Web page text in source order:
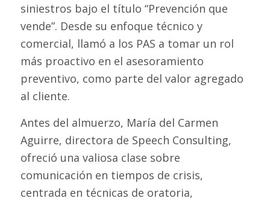
siniestros bajo el título “Prevención que
vende”. Desde su enfoque técnico y
comercial, llamó a los PAS a tomar un rol
más proactivo en el asesoramiento
preventivo, como parte del valor agregado
al cliente.
Antes del almuerzo, María del Carmen
Aguirre, directora de Speech Consulting,
ofreció una valiosa clase sobre
comunicación en tiempos de crisis,
centrada en técnicas de oratoria,